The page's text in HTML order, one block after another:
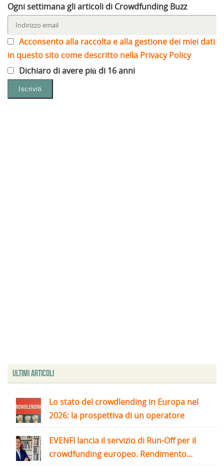
Ogni settimana gli articoli di Crowdfunding Buzz
Acconsento alla raccolta e alla gestione dei miei dati
in questo sito come descritto nella Privacy Policy
Dichiaro di avere più di 16 anni
Ultimi articoli
Lo stato del crowdlending in Europa nel
2026: la prospettiva di un operatore
EVENFI lancia il servizio di Run-Off per il
crowdfunding europeo. Rendimento...